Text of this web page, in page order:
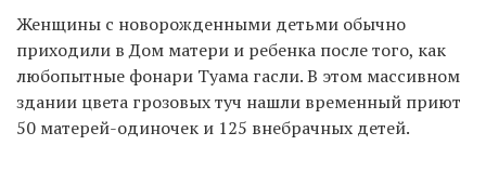
Женщины с новорожденными детьми обычно
приходили в Дом матери и ребенка после того, как
любопытные фонари Туама гасли. В этом массивном
здании цвета грозовых туч нашли временный приют
50 матерей-одиночек и 125 внебрачных детей.